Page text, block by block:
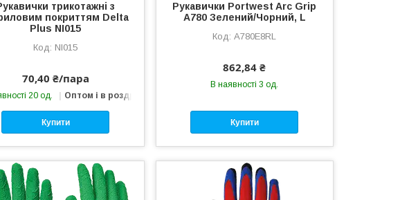
трикотажні з
покриттям Delta
Plus NI015
NI015
70,40 ₴/пара
20 од. Оптом і в роздріб
Купити
Рукавички Portwest Arc Grip
A780 Зелений/Чорний, L
A780E8RL
862,84 ₴
В наявності 3 од.
Купити